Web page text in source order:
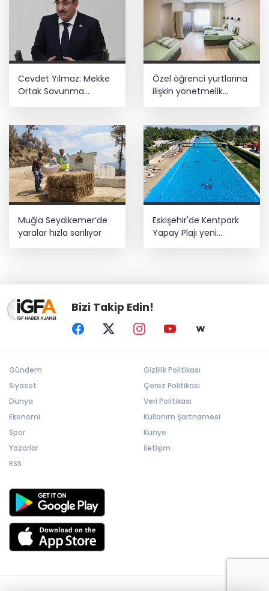
Cevdet Yılmaz: Mekke
Ortak Savunma
Anlaşması bölgesel
sağlayacak
Özel öğrenci yurtlarına
ilişkin yönetmelik
değişikliği... Geçiş süresi
Muğla Seydikemer’de
yaralar hızla sarılıyor
Eskişehir'de Kentpark
Yapay Plajı yeni
sezonda hizmete açıldı
Bizi Takip Edin!
Gündem
Siyaset
Dünya
Ekonomi
Spor
Yazarlar
RSS
Gizlilik Politikası
Çerez Politikası
Veri Politikası
Kullanım Şartnamesi
Künye
İletişim